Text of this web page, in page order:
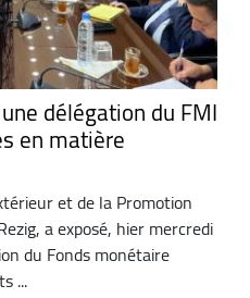
délégation du FMI
en matière
et de la Promotion
a exposé, hier mercredi
du Fonds monétaire
...